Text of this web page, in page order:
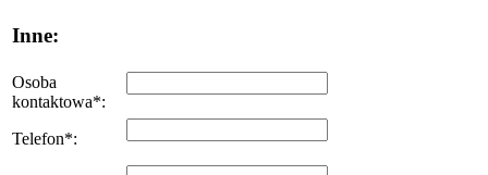
Inne:
Osoba
kontaktowa*:
Telefon*: